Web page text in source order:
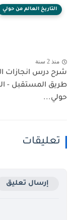
التاريخ العالم من حولي
منذ 2 سنة
شرح درس انجازات
طريق المستقبل -
حولي...
تعليقات
إرسال تعليق